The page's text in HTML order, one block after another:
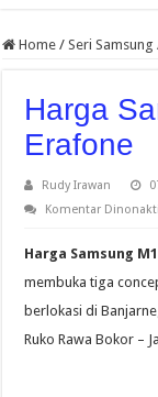
Home / Seri Samsung
Harga
Erafone
Rudy Irawan
Komentar
Harga Samsung
membuka tiga
berlokasi di
Ruko Rawa Bokor –